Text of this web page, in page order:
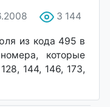
3 144
из кода 495 в
которые
144, 146, 173,